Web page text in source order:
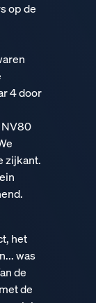
op de
4 door
NV80
zijkant.
het
was
de
de